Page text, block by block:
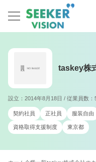
taskey株
設立：2014年8月18日 / 従業員数
契約社員 正社員 服装自由
資格取得支援制度 東京都